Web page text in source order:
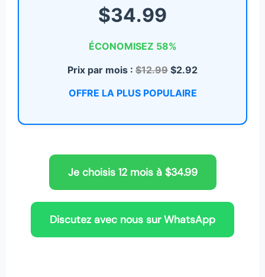
$34.99
ÉCONOMISEZ 58%
Prix par mois : $12.99 $2.92
OFFRE LA PLUS POPULAIRE
Je choisis 12 mois à $34.99
Discutez avec nous sur WhatsApp